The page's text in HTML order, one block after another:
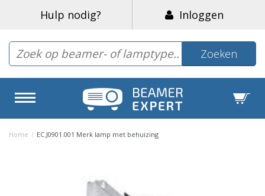
Hulp nodig? Inloggen
Zoeken
Home / EC.J0901.001 Merk lamp met behuizing